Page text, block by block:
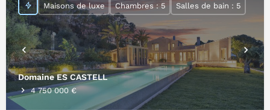
Domaine ES CASTELL
4 750 000 €
Maisons de luxe Chambres : 5 Salles de bain : 5